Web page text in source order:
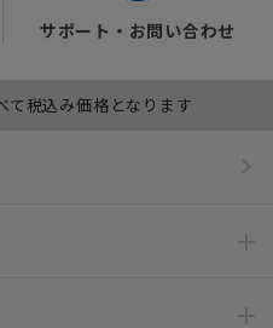
サポート・お問い合わせ
税込み価格となります